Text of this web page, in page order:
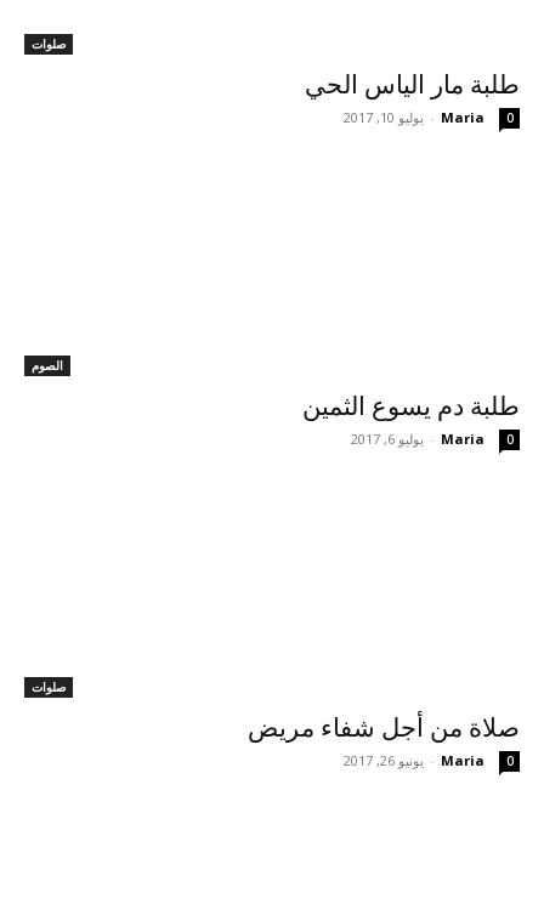
صلوات
طلبة مار الياس الحي
Maria
- يوليو 10, 2017 0
الصوم
طلبة دم يسوع الثمين
Maria
- يوليو 6, 2017 0
صلوات
صلاة من أجل شفاء مريض
Maria
- يونيو 26, 2017 0